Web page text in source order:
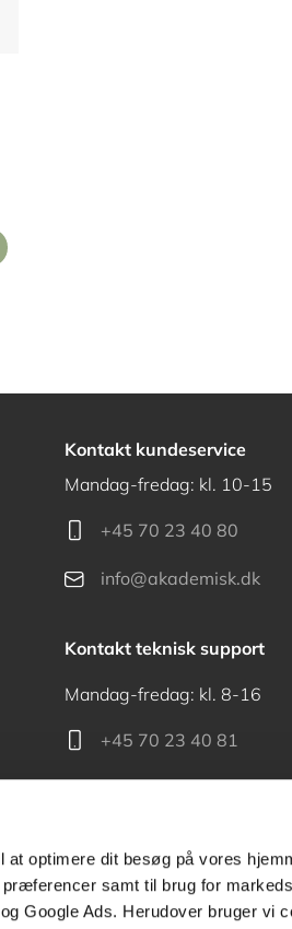
optimere dit besøg på vores
samt til brug for
Google Ads. Herudover bruger vi
Kontakt kundeservice
Mandag-fredag: kl. 10-15
+45 70 23 40 80
info@akademisk.dk
Kontakt teknisk support
Mandag-fredag: kl. 8-16
+45 70 23 40 81